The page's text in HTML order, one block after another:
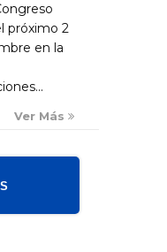
próximo 2
en la
Ver Más